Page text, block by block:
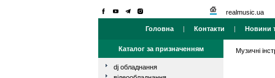
realmusic.ua
Головна | Контакти | Новини
Каталог за призначенням
dj обладнання
Музичні